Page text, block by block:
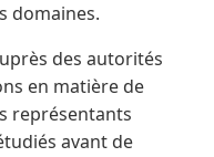
domaines.
des autorités
en matière de
représentants
avant de